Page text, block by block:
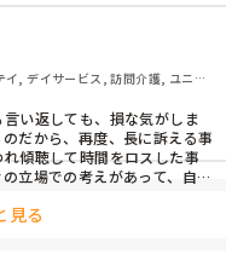
【移乗が雑】【トイレ誘導
らなに言ってるか分からな
私はまず全員をトイレ誘導
す)そこでクレームを言わ
ロスします。入浴介助も鼠
に報告しましたが『8年い
から』と言われました。
, デイサービス, 訪問介護, ユニッ
い返しても、損な気がしま
だから、再度、長に訴える事
傾聴して時間をロスした事
立場での考えがあって、自分
中での要点のみ受け入れて
見る